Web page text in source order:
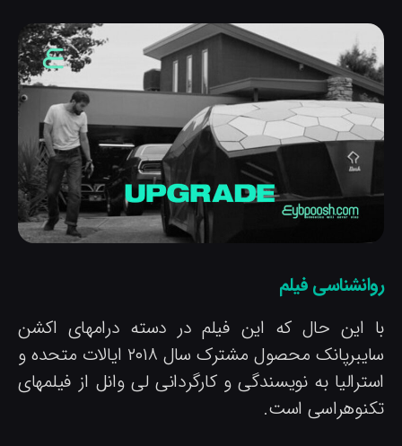
فیلم
این حال که این فیلم در دسته درامهای اکشن
سایبرپانک محصول مشترک سال ۲۰۱۸ ایالات متحده و
به نویسندگی و کارگردانی لی وانل از فیلمهای
است.